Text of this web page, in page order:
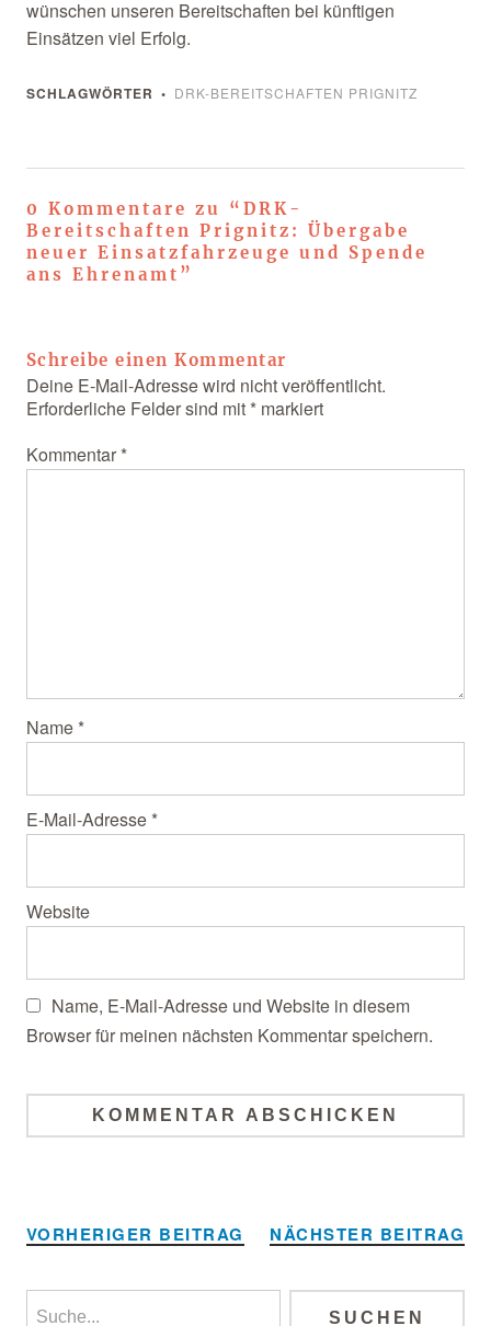
wünschen unseren Bereitschaften bei künftigen
Einsätzen viel Erfolg.
SCHLAGWÖRTER DRK-BEREITSCHAFTEN PRIGNITZ
0 Kommentare zu “ DRK-
Bereitschaften Prignitz: Übergabe
neuer Einsatzfahrzeuge und Spende
ans Ehrenamt ”
Schreibe einen Kommentar
Deine E-Mail-Adresse wird nicht veröffentlicht.
Erforderliche Felder sind mit *markiert
Kommentar *
Name *
E-Mail-Adresse *
Website
Name, E-Mail-Adresse und Website in diesem
Browser für meinen nächsten Kommentar speichern.
VORHERIGER BEITRAG NÄCHSTER BEITRAG